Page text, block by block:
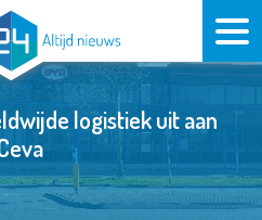
logistiek uit aan